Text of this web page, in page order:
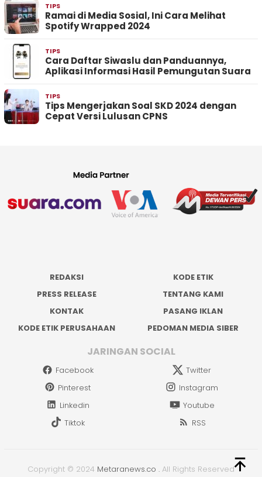
TIPS
Ramai di Media Sosial, Ini Cara Melihat
Spotify Wrapped 2024
TIPS
Cara Daftar Siwaslu dan Panduannya,
Aplikasi Informasi Hasil Pemungutan Suara
TIPS
Tips Mengerjakan Soal SKD 2024 dengan
Cepat Versi Lulusan CPNS
REDAKSI
KODE ETIK
PRESS RELEASE
TENTANG KAMI
KONTAK
PASANG IKLAN
KODE ETIK PERUSAHAAN
PEDOMAN MEDIA SIBER
JARINGAN SOCIAL
Facebook
Twitter
Pinterest
Instagram
Linkedin
Youtube
Tiktok
RSS
Copyright © 2024 Metaranews.co . All Rights Reserved